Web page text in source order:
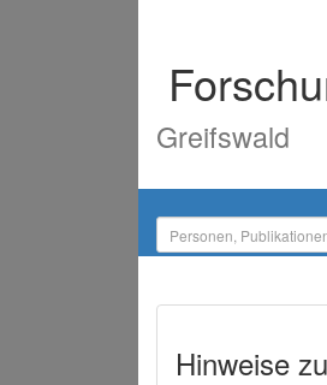
Greifswald
Hinweise